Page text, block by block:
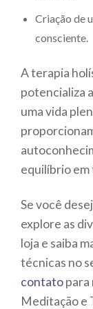
Criação de
consciente.
A terapia
potencializa
uma vida
equilíbrio em
Se você
explore as
loja e saiba
técnicas no
contatopara
Meditação e